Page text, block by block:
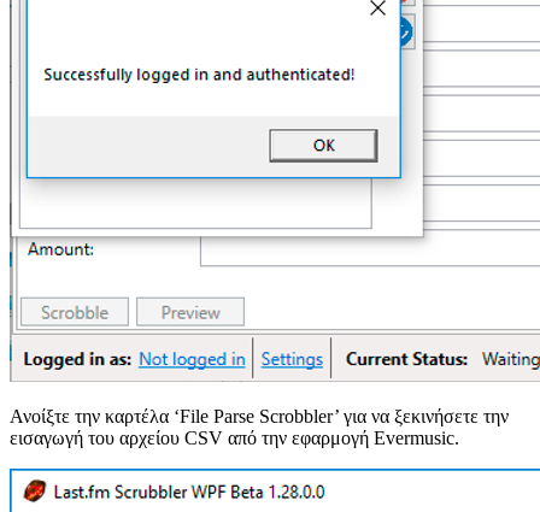
Ανοίξτε την καρτέλα ‘File Parse Scrobbler’ για να ξεκινήσετε την
εισαγωγή του αρχείου CSV από την εφαρμογή Evermusic.